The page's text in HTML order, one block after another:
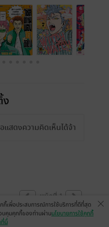
ง
แสดงความคิดเห็นได้จ้า
หน้าที่ 1
กี้เพื่อประสบการณ์การใช้บริการที่ดีที่สุด
บคุมคุกกี้ของท่านผ่านนโยบายการใช้คุกกี้
ที่นี่